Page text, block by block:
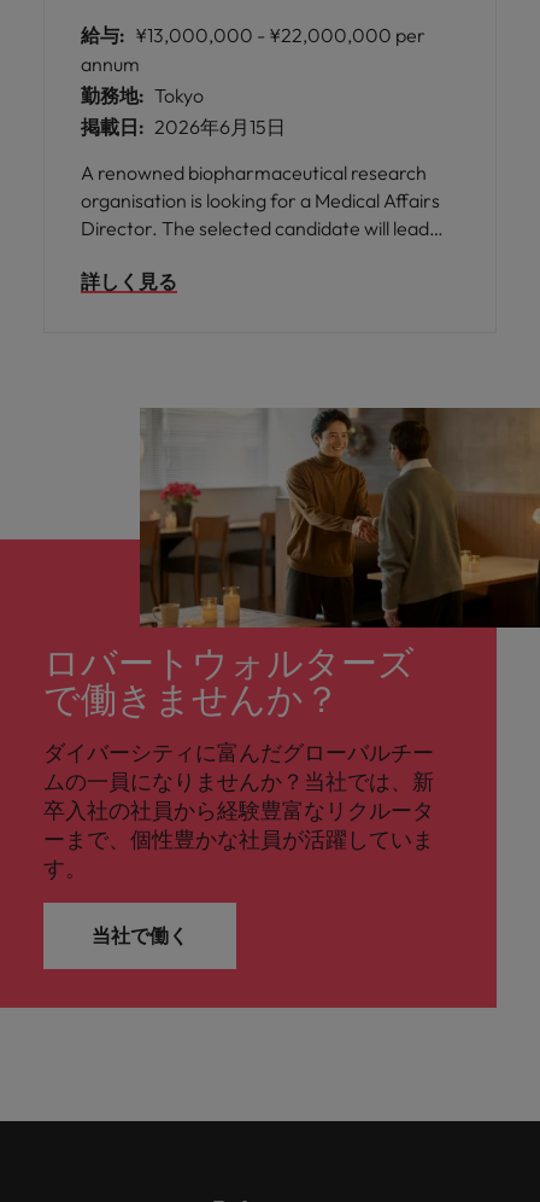
給与: ¥13,000,000 - ¥22,000,000 per
annum
勤務地: Tokyo
掲載日: 2026年6月15日
A renowned biopharmaceutical research
organisation is looking for a Medical Affairs
Director. The selected candidate will lead
high-impact cross-functional collaboration
詳しく見る
ロバートウォルターズ
で働きませんか？
ダイバーシティに富んだグローバルチー
ムの一員になりませんか？当社では、新
卒入社の社員から経験豊富なリクルータ
ーまで、個性豊かな社員が活躍していま
す。
当社で働く